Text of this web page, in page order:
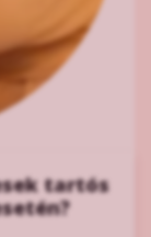
tartós